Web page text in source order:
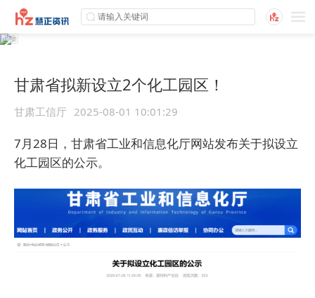
甘肃省拟新设立2个化工园区！
甘肃工信厅 2025-08-01 10:01:29
7月28日，甘肃省工业和信息化厅网站发布关于拟设立
化工园区的公示。